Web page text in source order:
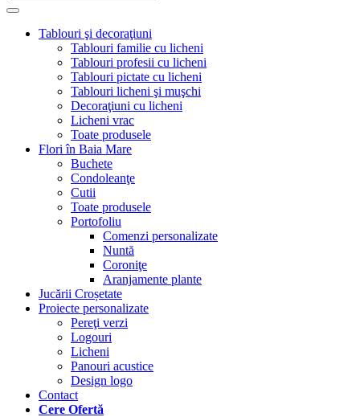
Tablouri şi decoraţiuni
Tablouri familie cu licheni
Tablouri profesii cu licheni
Tablouri pictate cu licheni
Tablouri licheni şi muşchi
Decoraţiuni cu licheni
Licheni vrac
Toate produsele
Flori în Baia Mare
Buchete
Condoleanţe
Cutii
Toate produsele
Portofoliu
Comenzi personalizate
Nuntă
Coroniţe
Aranjamente plante
Jucării Croșetate
Proiecte personalizate
Pereţi verzi
Logouri
Licheni
Panouri acustice
Design logo
Contact
Cere Ofertă